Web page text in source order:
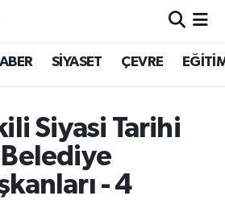
SİYASET ÇEVRE
Siyasi Tarihi
- 4
Haritası